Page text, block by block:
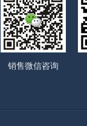
销售微信咨询